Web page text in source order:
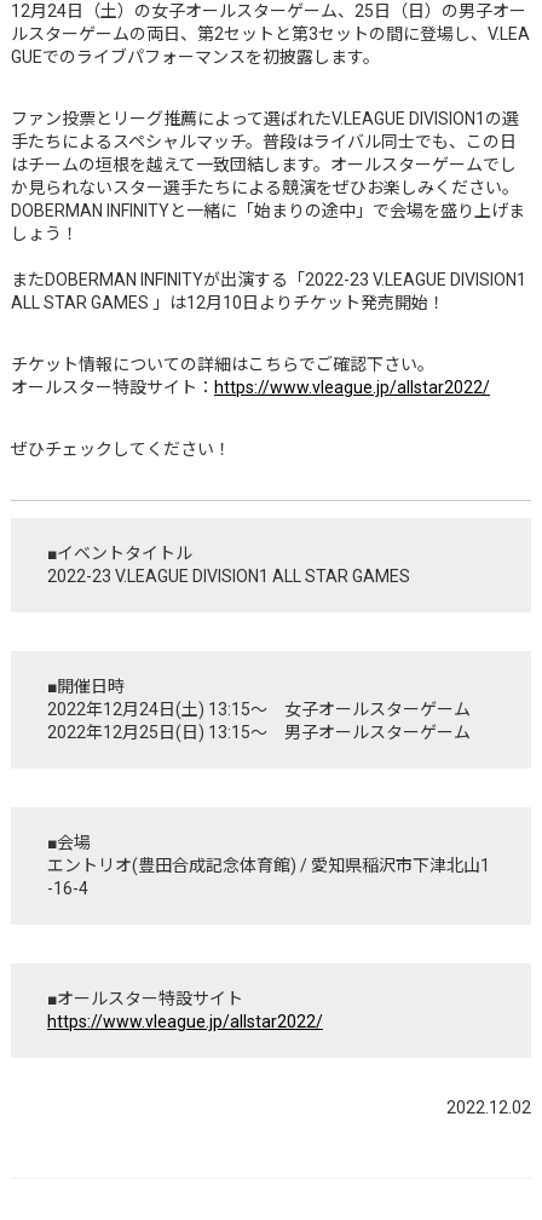
12月24日（土）の女子オールスターゲーム、25日（日）の男子オー
ルスターゲームの両日、第2セットと第3セットの間に登場し、V.LEA
GUEでのライブパフォーマンスを初披露します。
ファン投票とリーグ推薦によって選ばれたV.LEAGUE DIVISION1の選
手たちによるスペシャルマッチ。普段はライバル同士でも、この日
はチームの垣根を越えて一致団結します。オールスターゲームでし
か見られないスター選手たちによる競演をぜひお楽しみください。
DOBERMAN INFINITYと一緒に「始まりの途中」で会場を盛り上げま
しょう！
またDOBERMAN INFINITYが出演する「2022-23 V.LEAGUE DIVISION1
ALL STAR GAMES 」は12月10日よりチケット発売開始！
チケット情報についての詳細はこちらでご確認下さい。
オールスター特設サイト： https://www.vleague.jp/allstar2022/
ぜひチェックしてください！
■イベントタイトル
2022-23 V.LEAGUE DIVISION1 ALL STAR GAMES
■開催日時
2022年12月24日(土) 13:15～ 女子オールスターゲーム
2022年12月25日(日) 13:15～ 男子オールスターゲーム
■会場
エントリオ(豊田合成記念体育館) / 愛知県稲沢市下津北山1
-16-4
■オールスター特設サイト
https://www.vleague.jp/allstar2022/
2022.12.02